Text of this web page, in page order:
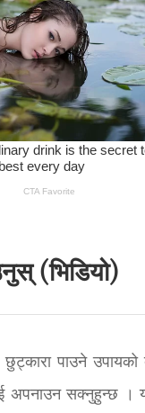
(भिडियो)
पाउने उपायको
अपनाउन सक्नुहुन्छ ।